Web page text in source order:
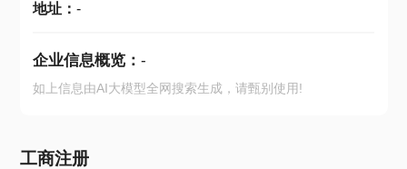
地址： -
企业信息概览： -
如上信息由AI大模型全网搜索生成，请甄别使用!
工商注册